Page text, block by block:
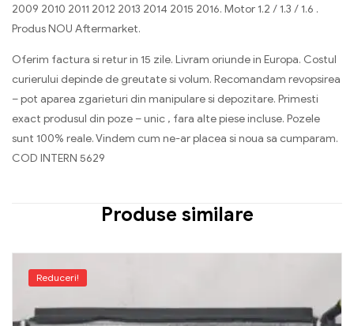
2009 2010 2011 2012 2013 2014 2015 2016. Motor 1.2 / 1.3 / 1.6 .
Produs NOU Aftermarket.
Oferim factura si retur in 15 zile. Livram oriunde in Europa. Costul
curierului depinde de greutate si volum. Recomandam revopsirea
– pot aparea zgarieturi din manipulare si depozitare. Primesti
exact produsul din poze – unic , fara alte piese incluse. Pozele
sunt 100% reale. Vindem cum ne-ar placea si noua sa cumparam.
COD INTERN 5629
Produse similare
Reduceri!